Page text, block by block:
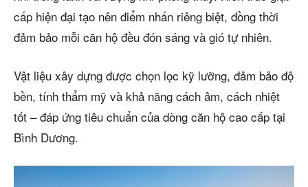
cấp hiện đại tạo nên điểm nhấn riêng biệt, đồng thời
đảm bảo mỗi căn hộ đều đón sáng và gió tự nhiên.
Vật liệu xây dựng được chọn lọc kỹ lưỡng, đảm bảo độ
bền, tính thẩm mỹ và khả năng cách âm, cách nhiệt
tốt – đáp ứng tiêu chuẩn của dòng căn hộ cao cấp tại
Bình Dương.